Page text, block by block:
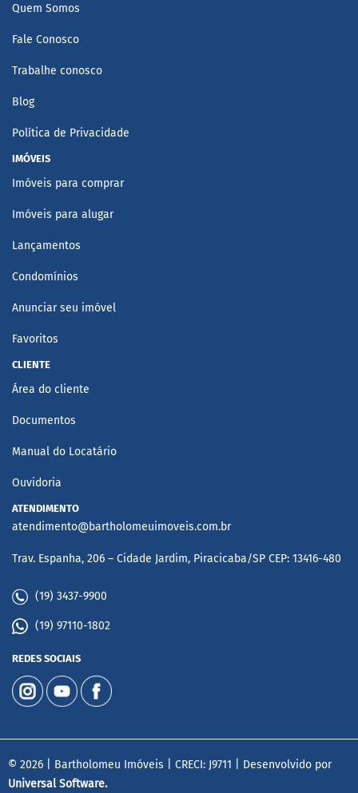
Quem Somos
Fale Conosco
Trabalhe conosco
Blog
Política de Privacidade
IMÓVEIS
Imóveis para comprar
Imóveis para alugar
Lançamentos
Condomínios
Anunciar seu imóvel
Favoritos
CLIENTE
Área do cliente
Documentos
Manual do Locatário
Ouvidoria
ATENDIMENTO
atendimento@bartholomeuimoveis.com.br
Trav. Espanha, 206 – Cidade Jardim, Piracicaba/SP CEP: 13416-480
(19) 3437-9900
(19) 97110-1802
REDES SOCIAIS
© 2026 | Bartholomeu Imóveis | CRECI: J9711 | Desenvolvido por
Universal Software.